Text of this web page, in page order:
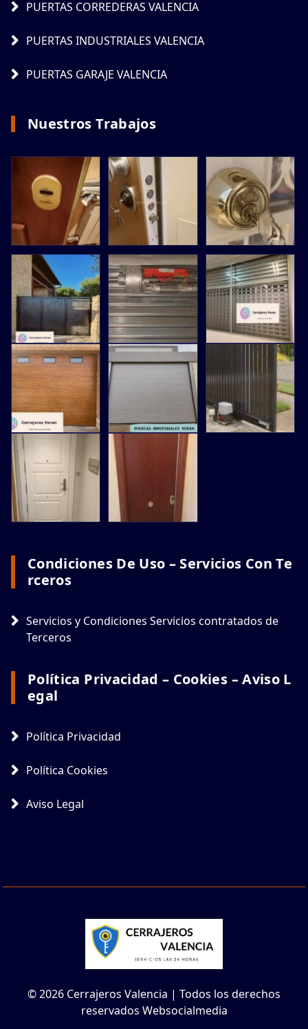
PUERTAS CORREDERAS VALENCIA
PUERTAS INDUSTRIALES VALENCIA
PUERTAS GARAJE VALENCIA
Nuestros Trabajos
Condiciones De Uso – Servicios Con Te
Rceros
Servicios y Condiciones Servicios contratados de
Terceros
Política Privacidad – Cookies – Aviso L
Egal
Política Privacidad
Política Cookies
Aviso Legal
© 2026 Cerrajeros Valencia | Todos los derechos
reservados Websocialmedia